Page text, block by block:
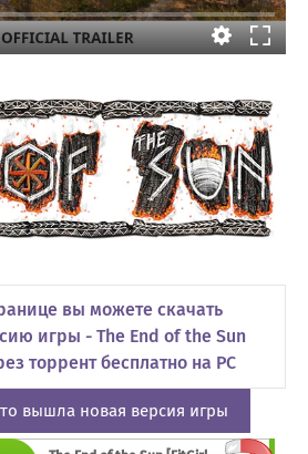
вы можете скачать
игры - The End of the Sun
торрент бесплатно на PC
вышла новая версия игры